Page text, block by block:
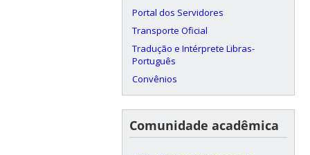
Portal dos Servidores
Transporte Oficial
Tradução e Intérprete Libras-
Português
Convênios
Comunidade acadêmica